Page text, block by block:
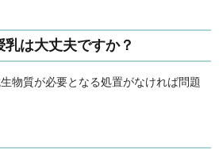
は大丈夫ですか？
物質が必要となる処置がなければ問題